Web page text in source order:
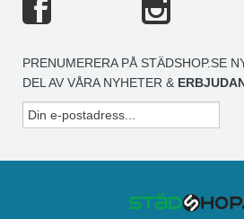
PRENUMERERA PÅ STÄDSHOP.SE
DEL AV VÅRA NYHETER &